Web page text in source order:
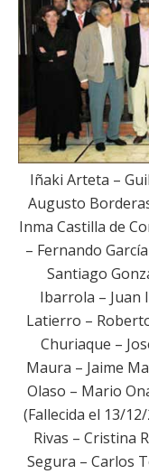
Iñaki Arteta –
Augusto
Inma Castilla de
– Fernando
Santiago
Ibarrola – Juan
Latierro –
Churiaque –
Maura – Jaime
Olaso – Mario
(Fallecida el 13/
Rivas – Cristina
Segura – Carlos